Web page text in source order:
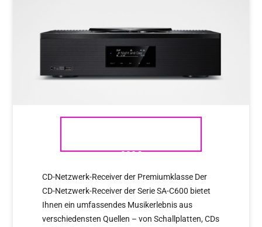
999€
CD-Netzwerk-Receiver der Premiumklasse Der
CD-Netzwerk-Receiver der Serie SA-C600 bietet
Ihnen ein umfassendes Musikerlebnis aus
verschiedensten Quellen – von Schallplatten, CDs